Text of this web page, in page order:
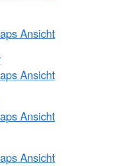
Ansicht
Ansicht
Ansicht
Ansicht